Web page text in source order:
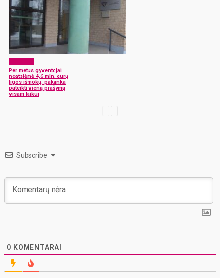
Per metus gyventojai
neatsiėmė 4,6 mln. eurų
ligos išmokų: pakanka
pateikti vieną prašymą
visam laikui
Subscribe
0 KOMENTARAI